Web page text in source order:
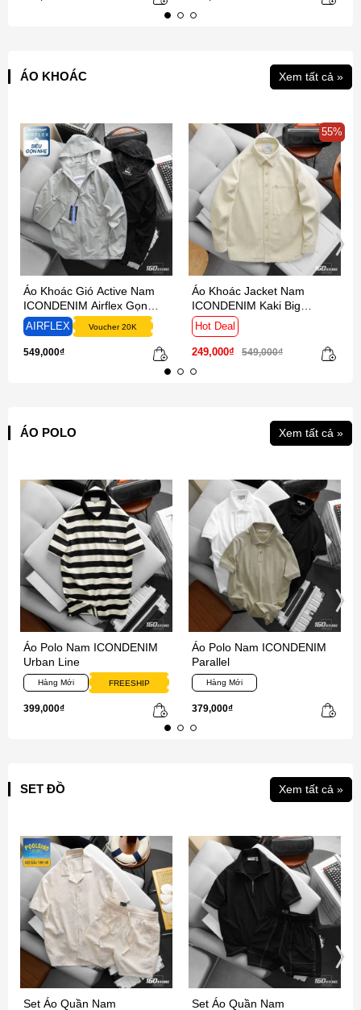
ÁO KHOÁC Xem tất cả »
Áo Khoác Gió Active Nam
ICONDENIM Airflex Gọn
Nhẹ Linh Hoạt
AIRFLEX Voucher 20K
549,000₫
55%
Áo Khoác Jacket Nam
ICONDENIM Kaki Big
Pocket Form Relax
Hot Deal
249,000₫ 549,000₫
ÁO POLO Xem tất cả »
Áo Polo Nam ICONDENIM
Urban Line
Hàng Mới FREESHIP
399,000₫
Áo Polo Nam ICONDENIM
Parallel
Hàng Mới
379,000₫
SET ĐỒ Xem tất cả »
Set Áo Quần Nam
Set Áo Quần Nam